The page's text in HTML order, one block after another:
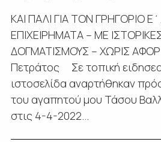
ΚΑΙ ΠΑΛΙ ΓΙΑ ΤΟΝ ΓΡΗΓΟΡΙΟ
ΕΠΙΧΕΙΡΗΜΑΤΑ – ΜΕ
ΔΟΓΜΑΤΙΣΜΟΥΣ – ΧΩΡΙΣ
Πετράτος Σε τοπική
ιστοσελίδα αναρτήθηκαν
του αγαπητού μου Τάσου
στις 4-4-2022...